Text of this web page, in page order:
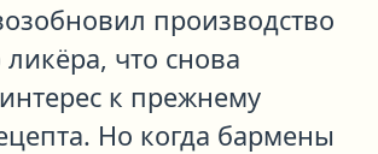
производство
ликёра, что снова
к прежнему
Но когда бармены